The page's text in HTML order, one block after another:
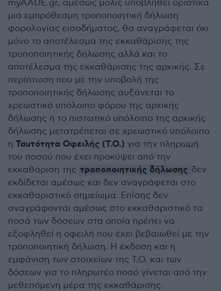
myAADE.gr, αμέσως μόλις υποβληθεί οριστικά
μια εμπρόθεσμη τροποποιητική δήλωση
φορολογίας εισοδήματος, θα αναγράφεται όχι
μόνο το αποτέλεσμα της εκκαθάρισης της
τροποποιητικής δήλωσης αλλά και το
αποτέλεσμα της εκκαθάρισης της αρχικής. Σε
περίπτωση που με την υποβολή της
τροποποιητικής δήλωσης αυξάνεται το
χρεωστικό υπόλοιπο φόρου της αρχικής
δήλωσης ή το πιστωτικό υπόλοιπο της αρχικής
δήλωσης μετατρέπεται σε χρεωστικό υπόλοιπο
η Ταυτότητα Οφειλής (Τ.Ο.) για την πληρωμή
του ποσού που έχει προκύψει από την
εκκαθάριση της τροποποιητικής δήλωσης δεν
εκδίδεται αμέσως και δεν αναγράφεται στο
εκκαθαριστικό σημείωμα. Επίσης δεν
αναγράφονται αμέσως στο εκκαθαριστικό τα
ποσά των δόσεων στα οποία πρέπει να
εξοφληθεί η οφειλή που έχει βεβαιωθεί με την
τροποποιητική δήλωση. Η έκδοση και η
εμφάνιση των στοιχείων της Τ.Ο. και των
δόσεων για το πληρωτέο ποσό γίνεται από την
μεθεπόμενη μέρα της εκκαθάρισης.